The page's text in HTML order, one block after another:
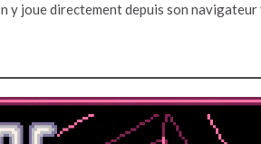
y joue directement depuis son navigateur